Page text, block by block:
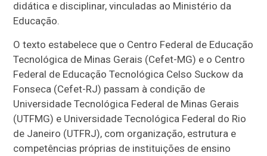
didática e disciplinar, vinculadas ao Ministério da
Educação.
O texto estabelece que o Centro Federal de Educação
Tecnológica de Minas Gerais (Cefet-MG) e o Centro
Federal de Educação Tecnológica Celso Suckow da
Fonseca (Cefet-RJ) passam à condição de
Universidade Tecnológica Federal de Minas Gerais
(UTFMG) e Universidade Tecnológica Federal do Rio
de Janeiro (UTFRJ), com organização, estrutura e
competências próprias de instituições de ensino